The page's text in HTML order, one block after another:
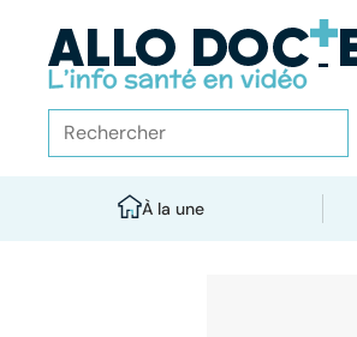
À la une